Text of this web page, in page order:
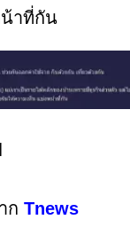
าที่กัน
ก Tnews